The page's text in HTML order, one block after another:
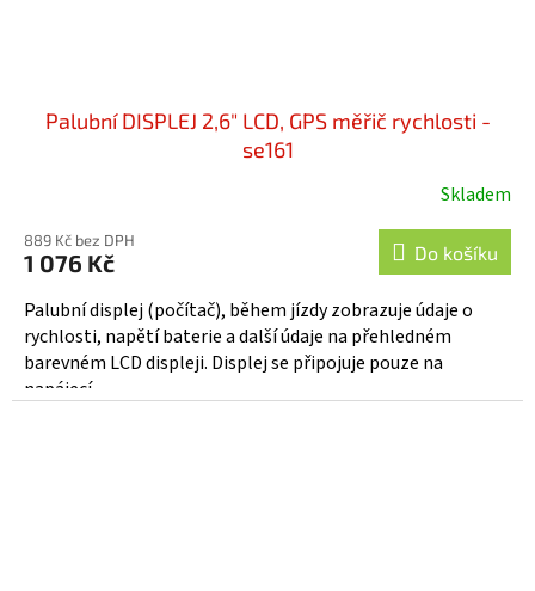
Palubní DISPLEJ 2,6" LCD, GPS měřič rychlosti -
se161
produktu
je
4,2
z
5
hvězdiček.
Skladem
889 Kč bez DPH
1 076 Kč Do košíku
Palubní displej (počítač), během jízdy zobrazuje údaje o
rychlosti, napětí baterie a další údaje na přehledném
barevném LCD displeji. Displej se připojuje pouze na
napájecí...